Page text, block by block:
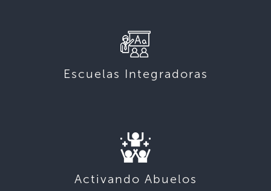
Escuelas Integradoras
Activando Abuelos